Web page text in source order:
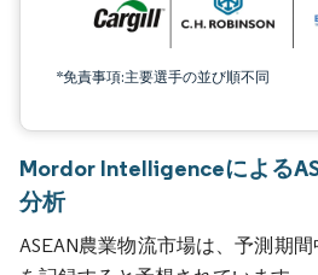
*免責事項:主要選手の並び順不同
Mordor Intelligenceによる
分析
ASEAN農業物流市場は、予測期